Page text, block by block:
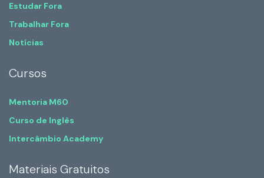
Estudar Fora
Trabalhar Fora
Notícias
Cursos
Mentoria M60
Curso de Inglês
Intercâmbio Academy
Materiais Gratuitos